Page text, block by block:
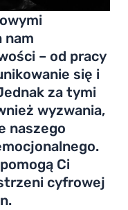
nam
– od pracy
się i
za tymi
wyzwania,
naszego
Ci
cyfrowej